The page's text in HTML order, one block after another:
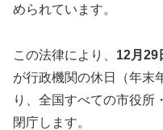
められています。
この法律により、 12月29
が行政機関の休日（年末
り、全国すべての市役所
閉庁します。